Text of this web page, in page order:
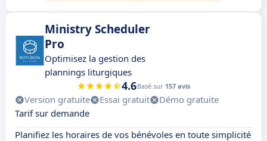
Ministry Scheduler
Pro
Optimisez la gestion des
plannings liturgiques
4.6Basé sur 157 avis
Version gratuite Essai gratuit
Démo gratuite
Tarif sur demande
Planifiez les horaires de vos bénévoles en toute simplicité